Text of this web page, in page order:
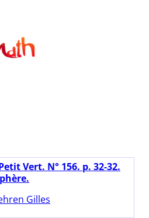
Vert. N° 156. p. 32-32.
Gilles